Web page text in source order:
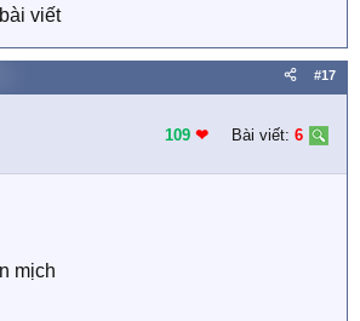
viết
#17
109 ❤︎ Bài viết: 6
mịch